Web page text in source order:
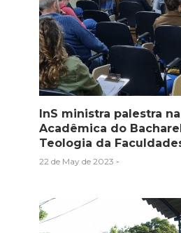
InS ministra palestra
Acadêmica do
Teologia da
22 de May de 2023 -